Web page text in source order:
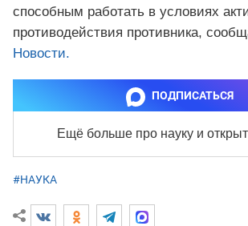
способным работать в условиях
противодействия противника,
Новости.
ПОДПИСАТЬСЯ
Ещё больше про науку и
#НАУКА